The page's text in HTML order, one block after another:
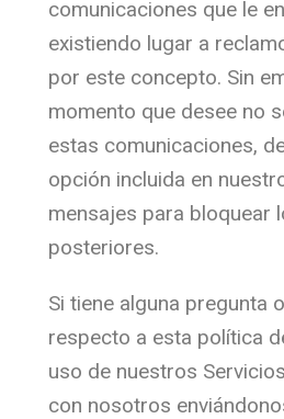
comunicaciones que le
existiendo lugar a
por este concepto. Sin
momento que desee no
estas comunicaciones,
opción incluida en
mensajes para bloquear
posteriores.
Si tiene alguna pregunta
respecto a esta política
uso de nuestros
con nosotros